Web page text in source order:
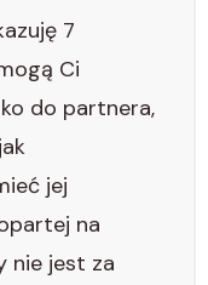
7
Ci
do partnera,
jej
na
nie jest za